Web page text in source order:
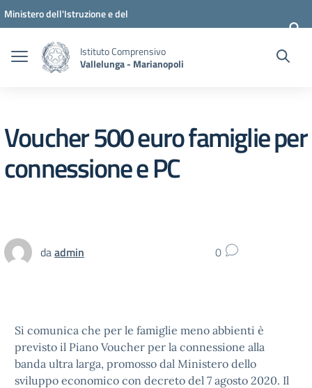
Vai ai contenuti
Vai al menu di navigazione
Vai al footer
Ministero dell'Istruzione e del
Istituto Comprensivo
Vallelunga - Marianopoli
Voucher 500 euro famiglie per
connessione e PC
daadmin 0
Si comunica che per le famiglie meno abbienti è
previsto il Piano Voucher per la connessione alla
banda ultra larga, promosso dal Ministero dello
sviluppo economico con decreto del 7 agosto 2020. Il